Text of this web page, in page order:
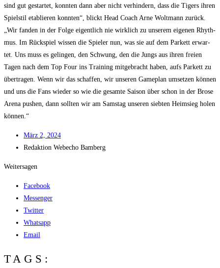
sind gut gestar­tet, konn­ten dann aber nicht ver­hin­dern, dass die Tigers ihren
Spiel­stil eta­blie­ren konn­ten“, blickt Head Coach Arne Wolt­mann zurück.
„Wir fan­den in der Fol­ge eigent­lich nie wirk­lich zu unse­rem eige­nen Rhyth­
mus. Im Rück­spiel wis­sen die Spie­ler nun, was sie auf dem Par­kett erwar­
tet. Uns muss es gelin­gen, den Schwung, den die Jungs aus ihren frei­en
Tagen nach dem Top Four ins Trai­ning mit­ge­bracht haben, aufs Par­kett zu
über­tra­gen. Wenn wir das schaf­fen, wir unse­ren Game­plan umset­zen kön­nen
und uns die Fans wie­der so wie die gesam­te Sai­son über schon in der Bro­se
Are­na pushen, dann soll­ten wir am Sams­tag unse­ren sieb­ten Heim­sieg holen
können.“
März 2, 2024
Redak­ti­on Web­echo Bamberg
Weitersagen
Facebook
Messenger
Twitter
Whatsapp
Email
TAGS: